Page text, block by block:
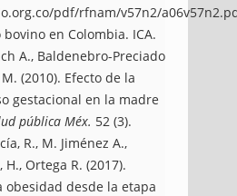
pdf/rfnam/v57n2/
bovino en Colombia. ICA.
A., Baldenebro-Preciado
(2010). Efecto de la
gestacional en la madre
pública Méx. 52 (3).
R., M. Jiménez A.,
H., Ortega R. (2017).
obesidad desde la etapa